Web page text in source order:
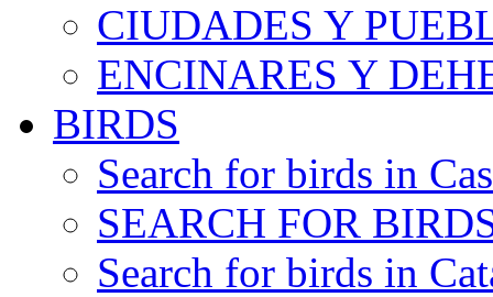
CIUDADES Y
ENCINARES Y
BIRDS
Search for birds in
SEARCH FOR
Search for birds in